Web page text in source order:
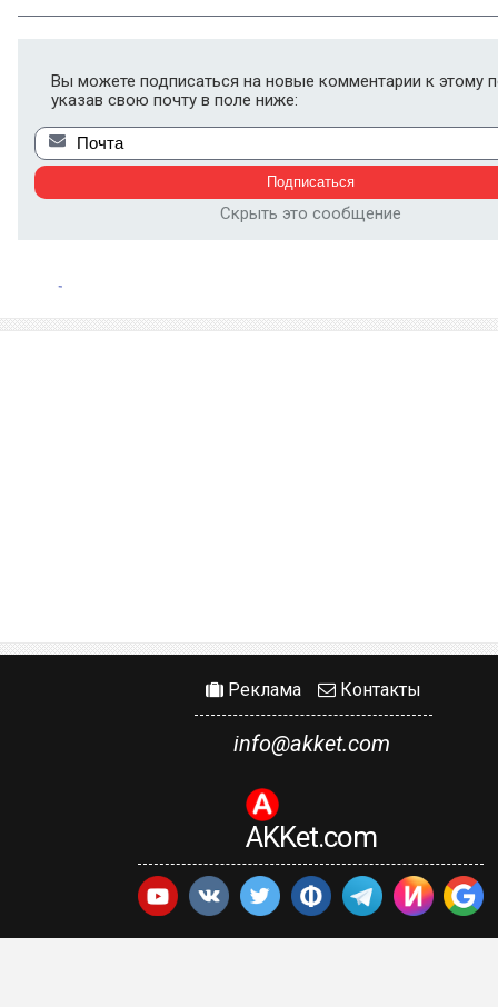
Вы можете подписаться на новые комментарии к этому
указав свою почту в поле ниже:
Скрыть это сообщение
Реклама Контакты
info@akket.com
AKKet.com